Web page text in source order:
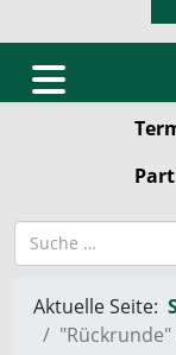
Suchbegriff
Aktuelle Seite: